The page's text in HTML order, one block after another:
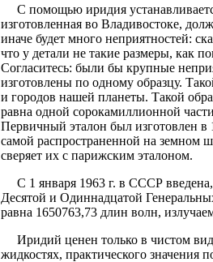
С помощью иридия
изготовленная во Владивостоке,
иначе будет много неприятностей:
что у детали не такие размеры, как
Согласитесь: были бы крупные
изготовлены по одному образцу.
и городов нашей планеты. Такой
равна одной сорокамиллионной
Первичный эталон был изготовлен в
самой распространенной на земном
сверяет их с парижским эталоном.
С 1 января 1963 г. в СССР
Десятой и Одиннадцатой
равна 1650763,73 длин волн,
Иридий ценен только в чистом
жидкостях, практического значения